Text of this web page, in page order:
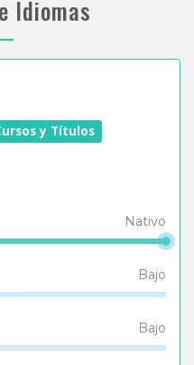
Idiomas
y Títulos
Nativo
Bajo
Bajo